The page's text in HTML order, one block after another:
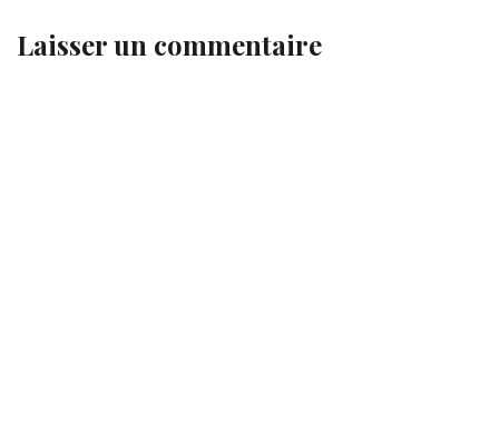
Laisser un commentaire